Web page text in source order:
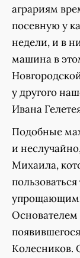
аграриям
посевную у
недели, и в
машина в
у другого
Ивана
Подобные
и
Михаила,
упрощающими
Основателем
Колесников.